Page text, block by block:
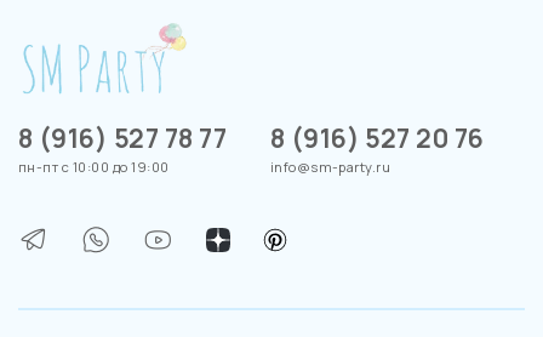
8 (916) 527 78 77
пн-пт с 10:00 до 19:00
8 (916) 527 20 76
info@sm-party.ru